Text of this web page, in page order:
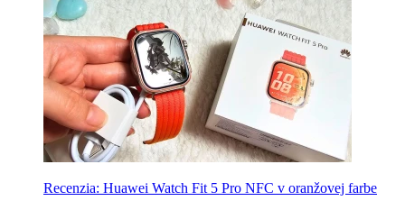
Recenzia: Huawei Watch Fit 5 Pro NFC v oranžovej farbe